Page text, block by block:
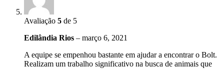
Avaliação 5 de 5
Edilândia Rios – março 6, 2021
A equipe se empenhou bastante em ajudar a encontrar o Bolt.
Realizam um trabalho significativo na busca de animais que